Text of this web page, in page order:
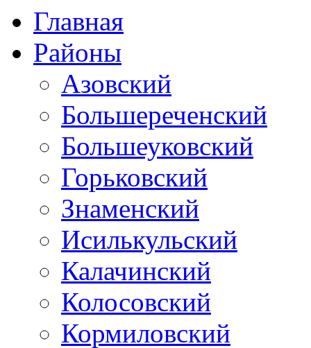
Главная
Районы
Азовский
Большереченский
Большеуковский
Горьковский
Знаменский
Исилькульский
Калачинский
Колосовский
Кормиловский